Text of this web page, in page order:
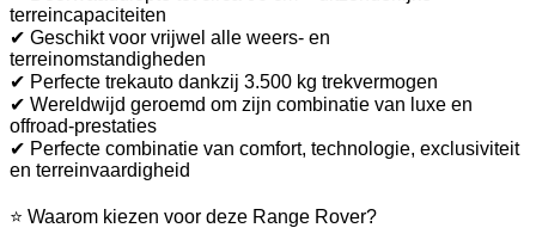
terreincapaciteiten
✔ Geschikt voor vrijwel alle weers- en
terreinomstandigheden
✔ Perfecte trekauto dankzij 3.500 kg trekvermogen
✔ Wereldwijd geroemd om zijn combinatie van luxe en
offroad-prestaties
✔ Perfecte combinatie van comfort, technologie, exclusiviteit
en terreinvaardigheid
⭐ Waarom kiezen voor deze Range Rover?